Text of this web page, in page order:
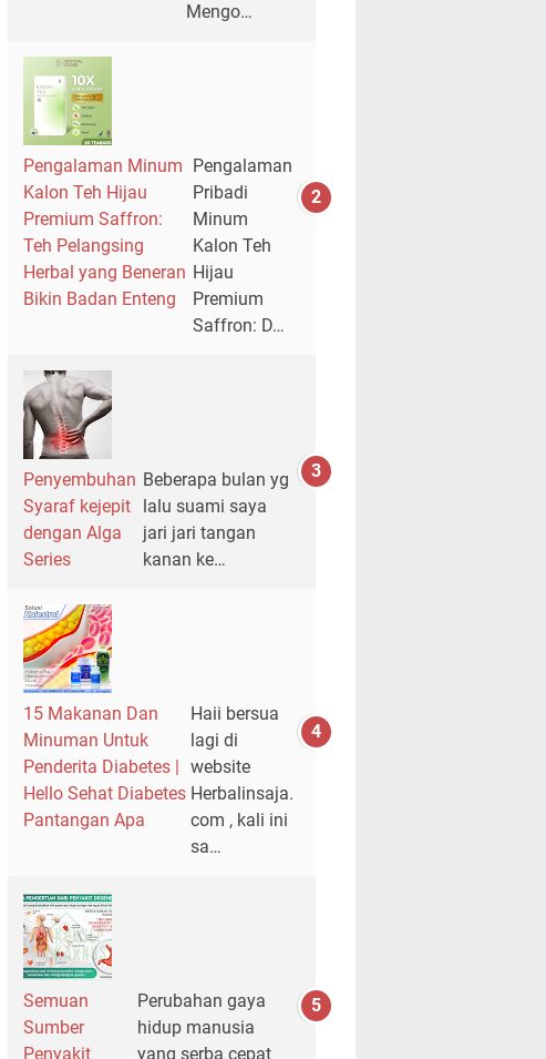
Mengo…
Pengalaman Minum
Kalon Teh Hijau
Premium Saffron:
Teh Pelangsing
Herbal yang Beneran
Bikin Badan Enteng
Pengalaman
Pribadi
Minum
Kalon Teh
Hijau
Premium
Saffron: D…
Penyembuhan
Syaraf kejepit
dengan Alga
Series
Beberapa bulan yg
lalu suami saya
jari jari tangan
kanan ke…
15 Makanan Dan
Minuman Untuk
Penderita Diabetes |
Hello Sehat Diabetes
Pantangan Apa
Haii bersua
lagi di
website
Herbalinsaja.
com , kali ini
sa…
Semuan
Sumber
Penyakit
Perubahan gaya
hidup manusia
yang serba cepat